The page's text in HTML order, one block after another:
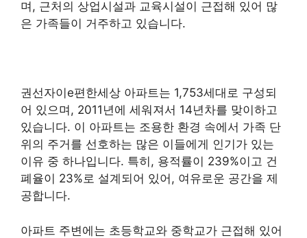
며, 근처의 상업시설과 교육시설이 근접해 있어 많
은 가족들이 거주하고 있습니다.
권선자이e편한세상 아파트는 1,753세대로 구성되
어 있으며, 2011년에 세워져서 14년차를 맞이하고
있습니다. 이 아파트는 조용한 환경 속에서 가족 단
위의 주거를 선호하는 많은 이들에게 인기가 있는
이유 중 하나입니다. 특히, 용적률이 239%이고 건
폐율이 23%로 설계되어 있어, 여유로운 공간을 제
공합니다.
아파트 주변에는 초등학교와 중학교가 근접해 있어